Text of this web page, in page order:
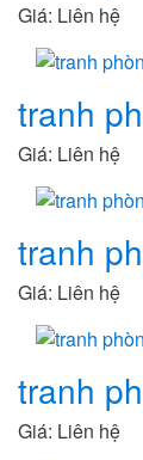
Giá: Liên hệ
tranh
Giá: Liên hệ
tranh
Giá: Liên hệ
tranh
Giá: Liên hệ